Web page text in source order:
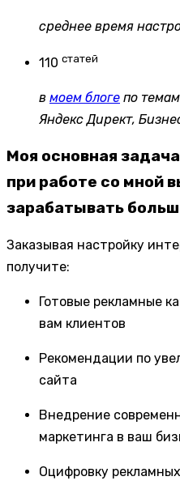
среднее время
110 статей
в моем блоге по
Яндекс Директ,
Моя основная
при работе со мной
зарабатывать
Заказывая настройку
получите:
Готовые рекламные
вам клиентов
Рекомендации по
сайта
Внедрение
маркетинга в ваш
Оцифровку